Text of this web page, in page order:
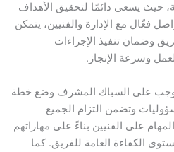
حيث يسعى دائمًا لتحقيق الأهداف
فعّال مع الإدارة والفنيين، يتمكن
وضمان تنفيذ الإجراءات
وسرعة الإنجاز.
على السباك المشرف وضع خطة
وتضمن التزام الجميع
المهام على الفنيين بناءً على مهاراتهم
الكفاءة العامة للفريق. كما